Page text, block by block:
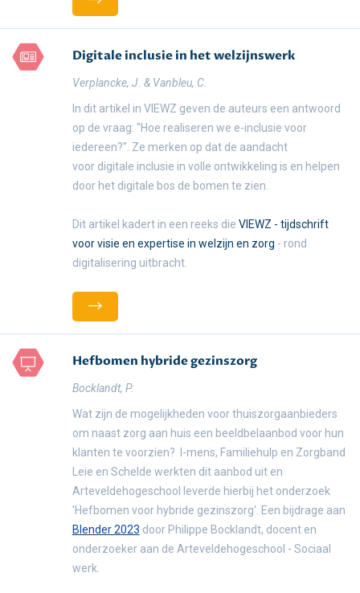
Digitale inclusie in het welzijnswerk
Verplancke, J. & Vanbleu, C.
In dit artikel in VIEWZ geven de auteurs een antwoord
op de vraag: "Hoe realiseren we e-inclusie voor
iedereen?". Ze merken op dat de aandacht
voor digitale inclusie in volle ontwikkeling is en helpen
door het digitale bos de bomen te zien.
Dit artikel kadert in een reeks die VIEWZ - tijdschrift
voor visie en expertise in welzijn en zorg - rond
digitalisering uitbracht.
Hefbomen hybride gezinszorg
Bocklandt, P.
Wat zijn de mogelijkheden voor thuiszorgaanbieders
om naast zorg aan huis een beeldbelaanbod voor hun
klanten te voorzien? I-mens, Familiehulp en Zorgband
Leie en Schelde werkten dit aanbod uit en
Arteveldehogeschool leverde hierbij het onderzoek
'Hefbomen voor hybride gezinszorg'. Een bijdrage aan
Blender 2023 door Philippe Bocklandt, docent en
onderzoeker aan de Arteveldehogeschool - Sociaal
werk.